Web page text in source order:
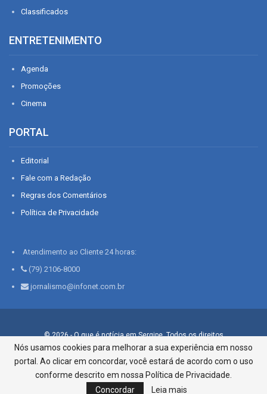
Classificados
ENTRETENIMENTO
Agenda
Promoções
Cinema
PORTAL
Editorial
Fale com a Redação
Regras dos Comentários
Política de Privacidade
Atendimento ao Cliente 24 horas:
(79) 2106-8000
jornalismo@infonet.com.br
© 2026 - O que é notícia em Sergipe. Todos os direitos
reservados.
Infonet - Rua Monsenhor Silveira 276, Bairro São José |
Aracaju-SE, CEP 49015-030, Fone: 79.2106.8000 - CI Centro de
Informações LTDA
Nós usamos cookies para melhorar a sua experiência em nosso
portal. Ao clicar em concordar, você estará de acordo com o uso
conforme descrito em nossa Política de Privacidade.
Concordar
Leia mais